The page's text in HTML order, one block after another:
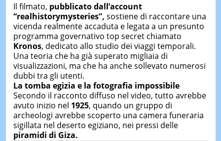
Il filmato, pubblicato dall’account
“realhistorymysteries”, sostiene di raccontare una
vicenda realmente accaduta e legata a un presunto
programma governativo top secret chiamato
Kronos, dedicato allo studio dei viaggi temporali.
Una teoria che ha già superato migliaia di
visualizzazioni, ma che ha anche sollevato numerosi
dubbi tra gli utenti.
La tomba egizia e la fotografia impossibile
Secondo il racconto diffuso nel video, tutto avrebbe
avuto inizio nel 1925, quando un gruppo di
archeologi avrebbe scoperto una camera funeraria
sigillata nel deserto egiziano, nei pressi delle
piramidi di Giza.